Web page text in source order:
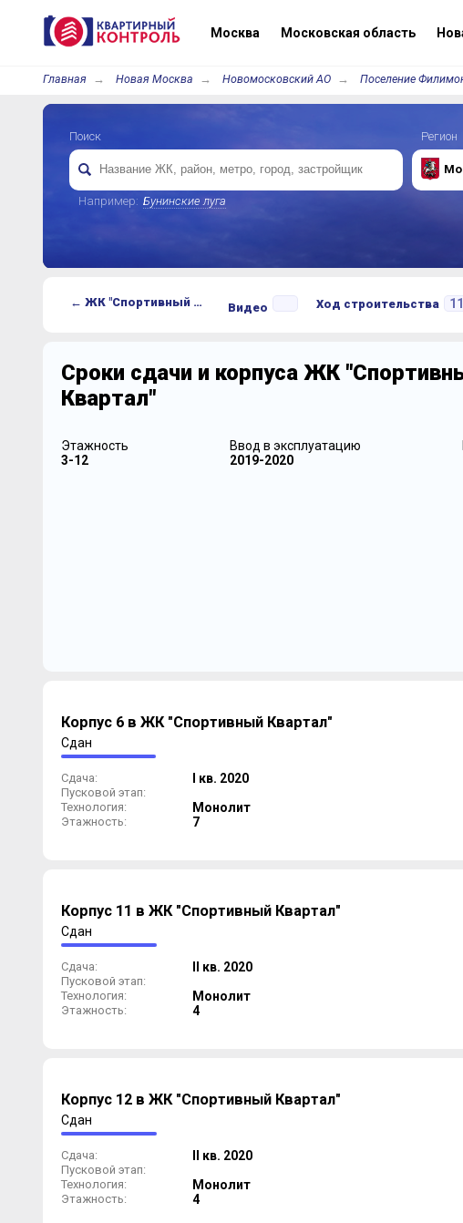
Москва Московская область
Главная Новая Москва Новомосковский АО Поселение
Поиск
Например: Бунинские луга
Регион
← ЖК "Спортивный Квартал" Видео Ход строительства
Сроки сдачи и корпуса ЖК
Квартал"
Этажность
3-12
Ввод в эксплуатацию
2019-2020
Корпус 6 в ЖК "Спортивный Квартал"
Сдан
Сдача: I кв. 2020
Пусковой этап:
Технология:
Монолит
Этажность: 7
Корпус 11 в ЖК "Спортивный Квартал"
Сдан
Сдача: II кв. 2020
Пусковой этап:
Технология:
Монолит
Этажность: 4
Корпус 12 в ЖК "Спортивный Квартал"
Сдан
Сдача: II кв. 2020
Пусковой этап:
Технология:
Монолит
Этажность: 4